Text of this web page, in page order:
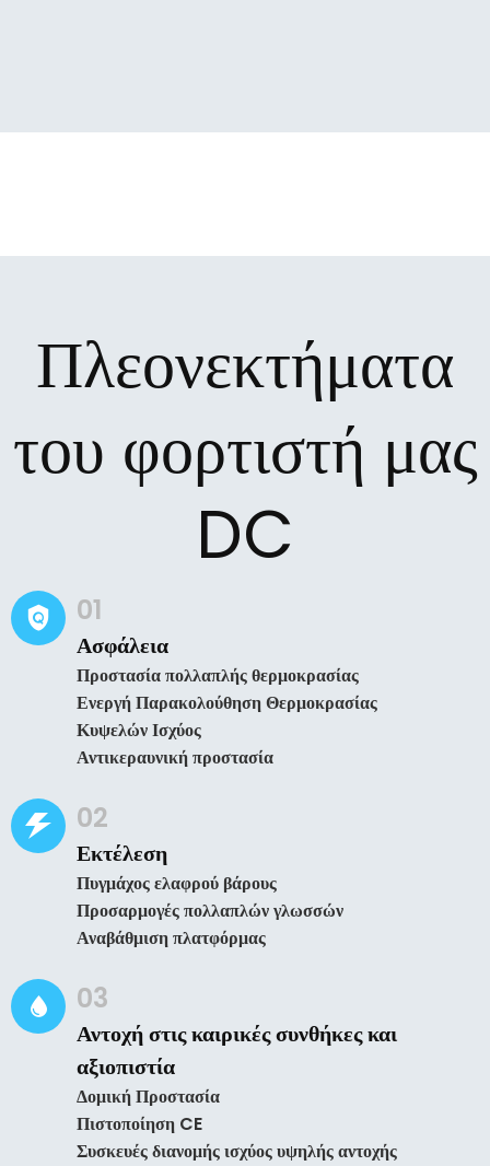
Πλεονεκτήματα
του φορτιστή μας
DC
01
Ασφάλεια
Προστασία πολλαπλής θερμοκρασίας
Ενεργή Παρακολούθηση Θερμοκρασίας
Κυψελών Ισχύος
Αντικεραυνική προστασία
02
Εκτέλεση
Πυγμάχος ελαφρού βάρους
Προσαρμογές πολλαπλών γλωσσών
Αναβάθμιση πλατφόρμας
03
Αντοχή στις καιρικές συνθήκες και
αξιοπιστία
Δομική Προστασία
Πιστοποίηση CE
Συσκευές διανομής ισχύος υψηλής αντοχής